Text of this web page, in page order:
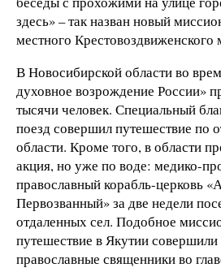
здесь» – так назван новый
местного
В Новосибирской области во
духовное возрождение России»
тысячи человек. Специальный
поезд совершил путешествие по
области. Кроме того, в области
акция, но уже по воде: медико-
православный корабль-церковь
Первозванный» за две недели
отдаленных сел. Подобное
путешествие в Якутии
православные священники во